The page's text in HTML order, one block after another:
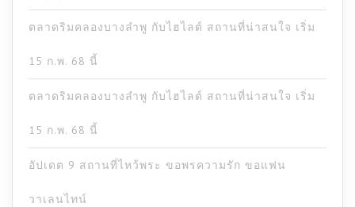
ตลาดริมคลองบางลำพู กับไฮไลต์ สถานที่น่าสนใจ เริ่ม
15 ก.พ. 68 นี้
ตลาดริมคลองบางลำพู กับไฮไลต์ สถานที่น่าสนใจ เริ่ม
15 ก.พ. 68 นี้
อัปเดต 9 สถานที่ไหว้พระ ขอพรความรัก ขอแฟน
วาเลนไทน์